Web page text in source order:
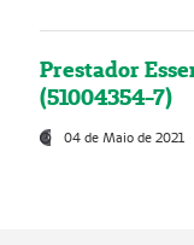
Prestador
(51004354-7)
04 de Maio de 2021